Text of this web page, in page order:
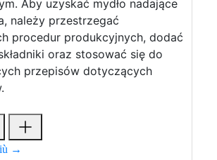
Aby uzyskać mydło nadające
należy przestrzegać
procedur produkcyjnych, dodać
oraz stosować się do
przepisów dotyczących
→